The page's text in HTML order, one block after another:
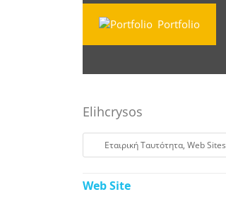
Portfolio
Elihcrysos
Eταιρική Tαυτότητα, Web Sites
Web Site